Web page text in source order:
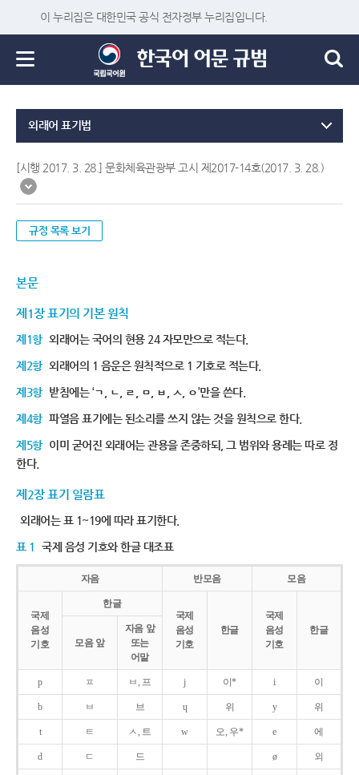
이 누리집은 대한민국 공식 전자정부 누리집입니다.
외래어 표기법
[시행 2017. 3. 28.] 문화체육관광부 고시 제2017-14호(2017. 3. 28.)
규정 목록 보기
본문
제1장 표기의 기본 원칙
제1항 외래어는 국어의 현용 24 자모만으로 적는다.
제2항 외래어의 1 음운은 원칙적으로 1 기호로 적는다.
제3항 받침에는 ‘ㄱ, ㄴ, ㄹ, ㅁ, ㅂ, ㅅ, ㅇ’만을 쓴다.
제4항 파열음 표기에는 된소리를 쓰지 않는 것을 원칙으로 한다.
제5항 이미 굳어진 외래어는 관용을 존중하되, 그 범위와 용례는 따로 정
한다.
제2장 표기 일람표
외래어는 표 1~19에 따라 표기한다.
표 1 국제 음성 기호와 한글 대조표
자음 반모음 모음
국제
음성
기호
한글
국제
음성
기호
한글
국제
음성
기호
한글
모음 앞
자음 앞
또는
어말
p ㅍ ㅂ, 프 j 이* i 이
b ㅂ 브 ɥ 위 y 위
t ㅌ ㅅ, 트 w 오, 우* e 에
d ㄷ 드 ø 외